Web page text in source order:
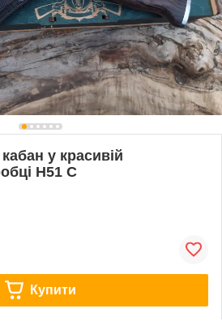
у красивій
H51 С
Купити